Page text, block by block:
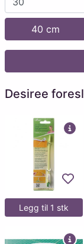
40 cm
Desiree
Legg til 1 stk